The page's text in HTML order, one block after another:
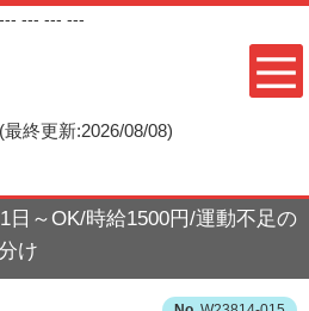
--- --- --- ---
(最終更新:2026/08/08)
日～OK/時給1500円/運動不足の
け